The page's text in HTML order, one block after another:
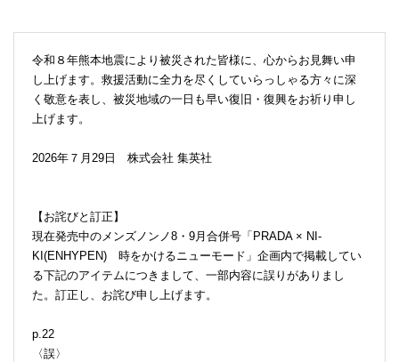
令和８年熊本地震により被災された皆様に、心からお見舞い申
し上げます。救援活動に全力を尽くしていらっしゃる方々に深
く敬意を表し、被災地域の一日も早い復旧・復興をお祈り申し
上げます。
2026年７月29日 株式会社 集英社
【お詫びと訂正】
現在発売中のメンズノンノ8・9月合併号「PRADA × NI-
KI(ENHYPEN) 時をかけるニューモード」企画内で掲載してい
る下記のアイテムにつきまして、一部内容に誤りがありまし
た。訂正し、お詫び申し上げます。
p.22
〈誤〉